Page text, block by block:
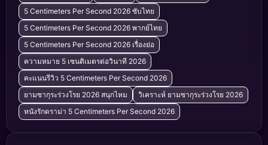
5 Centimeters Per Second 2026 ซับไทย
5 Centimeters Per Second 2026 พากย์ไทย
5 Centimeters Per Second 2026 เรื่องย่อ
ความหมาย 5 เซนติเมตรต่อวินาที 2026
คะแนนรีวิว 5 Centimeters Per Second 2026
ยามซากุระร่วงโรย 2026 สนุกไหม
วิเคราะห์ ยามซากุระร่วงโรย 2026
หนังรักดราม่า 5 Centimeters Per Second 2026